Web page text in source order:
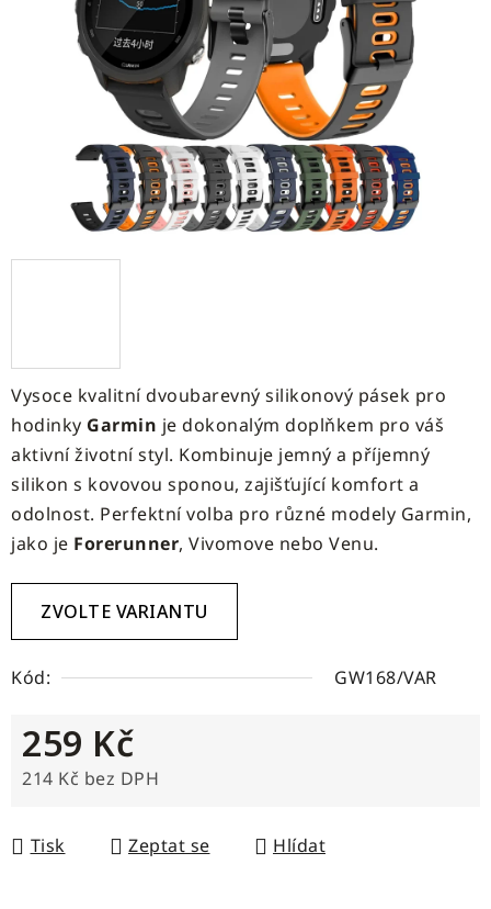
Vysoce kvalitní dvoubarevný silikonový pásek pro
hodinky Garmin je dokonalým doplňkem pro váš
aktivní životní styl. Kombinuje jemný a příjemný
silikon s kovovou sponou, zajišťující komfort a
odolnost. Perfektní volba pro různé modely Garmin,
jako je Forerunner, Vivomove nebo Venu.
ZVOLTE VARIANTU
Kód: GW168/VAR
259 Kč
214 Kč bez DPH
Tisk
Zeptat se Hlídat
hvězdiček.